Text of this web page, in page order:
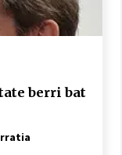
berri bat